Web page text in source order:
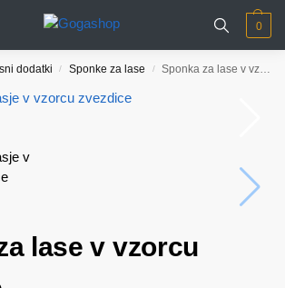
0
dodatki / Sponke za lase / Sponka za lase v vzorcu zvezdice
lase v vzorcu